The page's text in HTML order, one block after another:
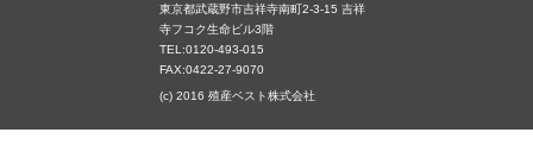
東京都武蔵野市吉祥寺南町2-3-15 吉祥
寺フコク生命ビル3階
TEL:0120-493-015
FAX:0422-27-9070
(c) 2016 殖産ベスト株式会社